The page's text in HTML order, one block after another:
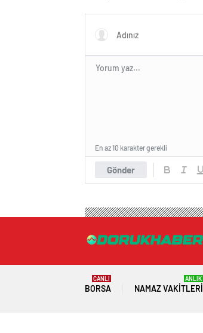
Gönder
En az 10 karakter gerekli
BORSA
CANLI
NAMAZ VAKITLERI
ANLIK